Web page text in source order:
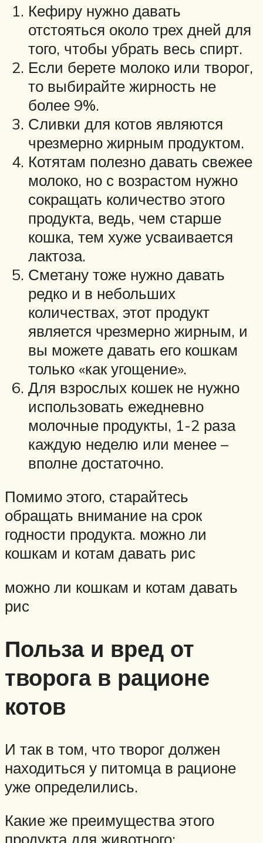
Кефиру нужно давать
отстояться около трех дней для
того, чтобы убрать весь спирт.
Если берете молоко или творог,
то выбирайте жирность не
более 9%.
Сливки для котов являются
чрезмерно жирным продуктом.
Котятам полезно давать свежее
молоко, но с возрастом нужно
сокращать количество этого
продукта, ведь, чем старше
кошка, тем хуже усваивается
лактоза.
Сметану тоже нужно давать
редко и в небольших
количествах, этот продукт
является чрезмерно жирным, и
вы можете давать его кошкам
только «как угощение».
Для взрослых кошек не нужно
использовать ежедневно
молочные продукты, 1-2 раза
каждую неделю или менее –
вполне достаточно.
Помимо этого, старайтесь
обращать внимание на срок
годности продукта. можно ли
кошкам и котам давать рис
можно ли кошкам и котам давать
рис
Польза и вред от
творога в рационе
котов
И так в том, что творог должен
находиться у питомца в рационе
уже определились.
Какие же преимущества этого
продукта для животного: